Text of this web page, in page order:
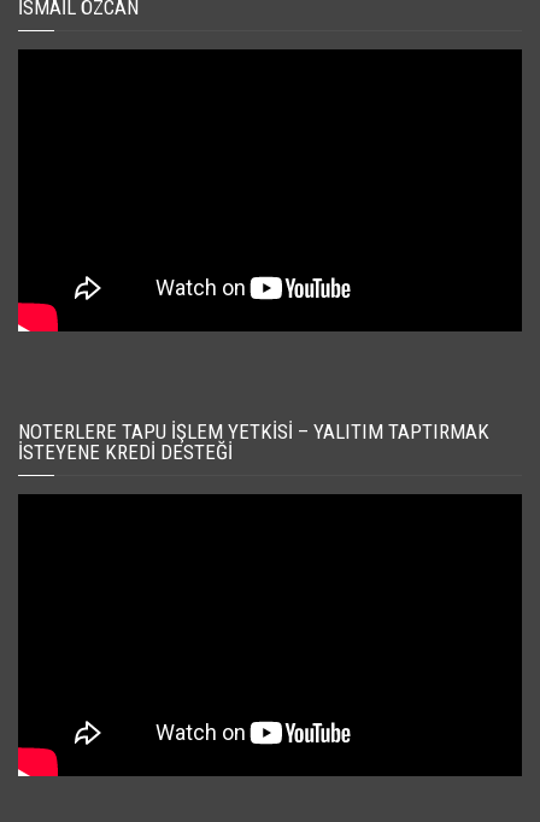
İSMAIL ÖZCAN
NOTERLERE TAPU İŞLEM YETKISI – YALITIM TAPTIRMAK
İSTEYENE KREDI DESTEĞI